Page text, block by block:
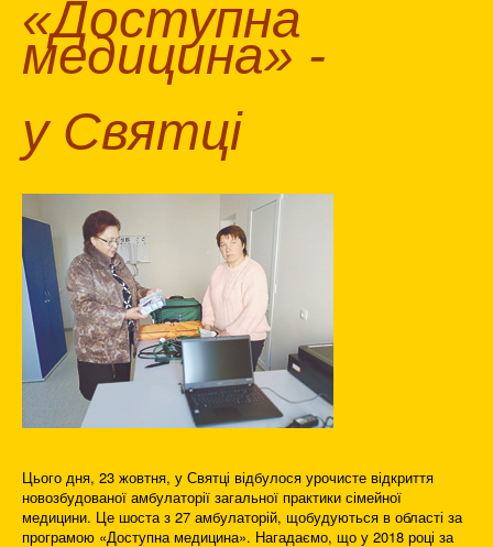
«Доступна
медицина» -
у Святці
Цього дня, 23 жовтня, у Святці відбулося урочисте відкриття
новозбудованої амбулаторії загальної практики сімейної
медицини. Це шоста з 27 амбулаторій, щобудуються в області за
програмою «Доступна медицина». Нагадаємо, що у 2018 році за